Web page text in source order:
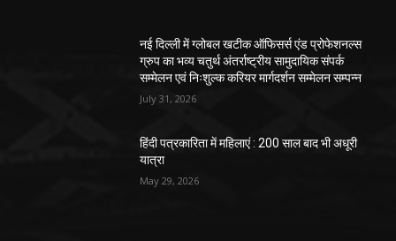
नई दिल्ली में ग्लोबल खटीक ऑफिसर्स एंड प्रोफेशनल्स
ग्रुप का भव्य चतुर्थ अंतर्राष्ट्रीय सामुदायिक संपर्क
सम्मेलन एवं निःशुल्क करियर मार्गदर्शन सम्मेलन सम्पन्न
July 31, 2026
हिंदी पत्रकारिता में महिलाएं : 200 साल बाद भी अधूरी
यात्रा
May 29, 2026